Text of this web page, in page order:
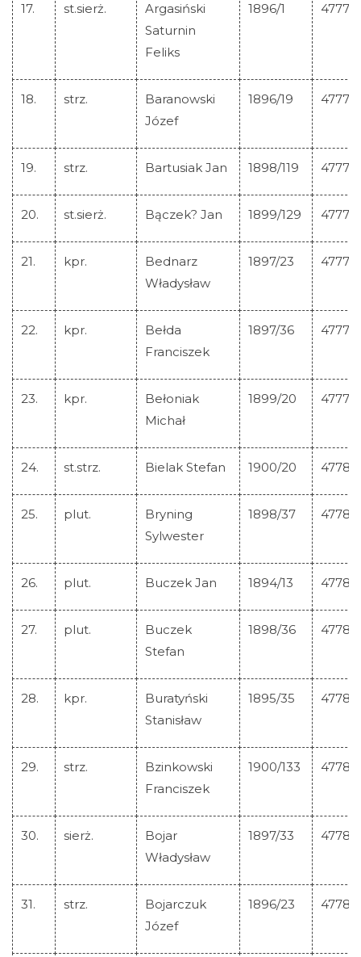
17. st.sierż.
Argasiński
Saturnin
Feliks
1896/1 47773
18. strz.
Baranowski
Józef
1896/19 47774
19. strz. Bartusiak Jan 1898/119 47775
20. st.sierż. Bączek? Jan 1899/129 47776
21. kpr.
Bednarz
Władysław
1897/23 47777
22. kpr.
Bełda
Franciszek
1897/36 47778
23. kpr.
Bełoniak
Michał
1899/20 47779
24. st.strz. Bielak Stefan 1900/20 47780
25. plut.
Bryning
Sylwester
1898/37 47781
26. plut. Buczek Jan 1894/13 47782
27. plut.
Buczek
Stefan
1898/36 47783
28. kpr.
Buratyński
Stanisław
1895/35 47784
29. strz.
Bzinkowski
Franciszek
1900/133 47785
30. sierż.
Bojar
Władysław
1897/33 47786
31. strz.
Bojarczuk
Józef
1896/23 47787